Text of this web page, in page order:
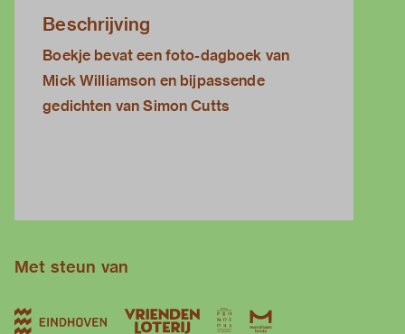
Beschrijving
Boekje bevat een foto-dagboek van
Mick Williamson en bijpassende
gedichten van Simon Cutts
Met steun van